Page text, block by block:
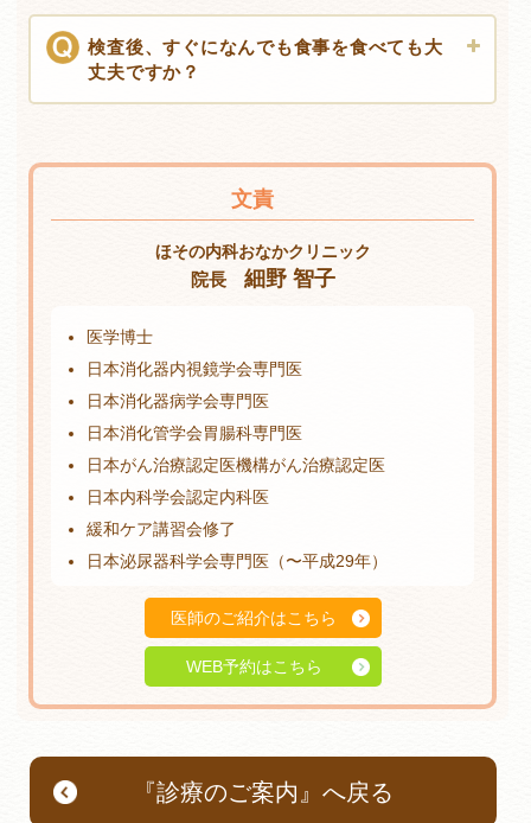
検査後、すぐになんでも食事を食べても大
丈夫ですか？
文責
ほその内科おなかクリニック
院長 細野 智子
医学博士
日本消化器内視鏡学会専門医
日本消化器病学会専門医
日本消化管学会胃腸科専門医
日本がん治療認定医機構がん治療認定医
日本内科学会認定内科医
緩和ケア講習会修了
日本泌尿器科学会専門医（〜平成29年）
医師のご紹介はこちら
WEB予約はこちら
『診療のご案内』へ戻る